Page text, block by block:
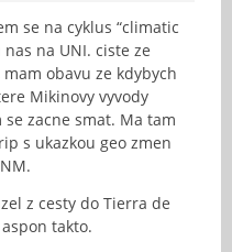
se na cyklus “climatic
nas na UNI. ciste ze
mam obavu ze kdybych
Mikinovy vyvody
zacne smat. Ma tam
s ukazkou geo zmen
z cesty do Tierra de
takto.